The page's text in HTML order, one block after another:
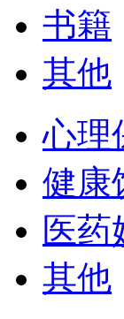
书籍
其他
心理
健康
医药
其他